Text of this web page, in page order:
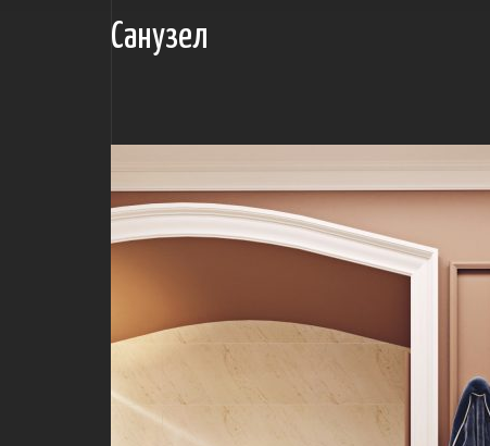
Санузел